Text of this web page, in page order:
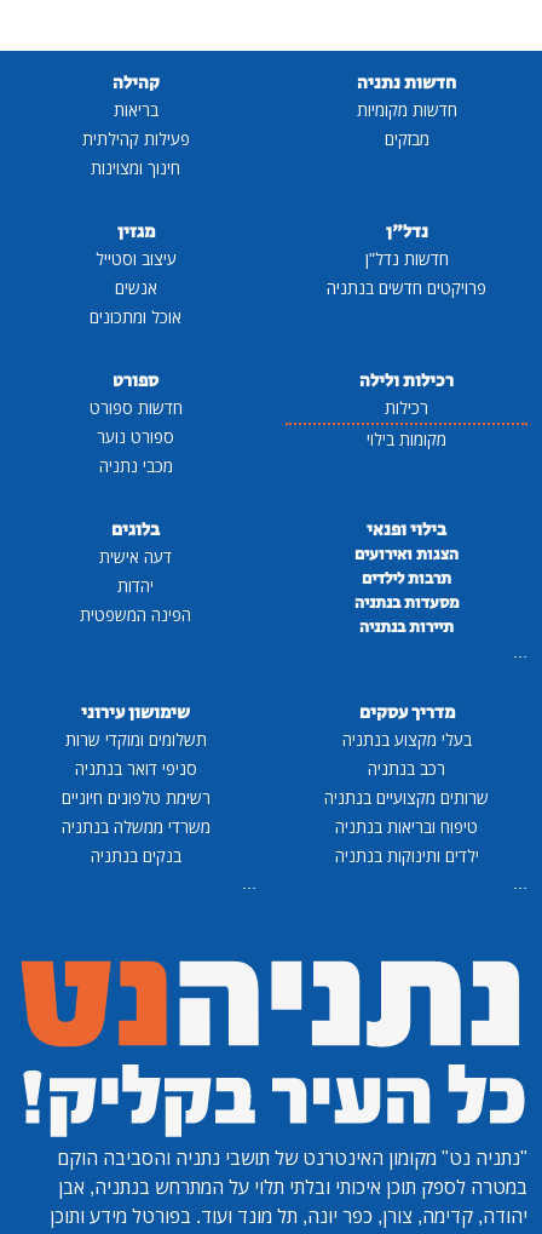
חדשות נתניה
חדשות מקומיות
מבזקים
קהילה
בריאות
פעילות קהילתית
חינוך ומצוינות
נדל"ן
חדשות נדל"ן
פרויקטים חדשים בנתניה
מגזין
עיצוב וסטייל
אנשים
אוכל ומתכונים
רכילות ולילה
רכילות
מקומות בילוי
ספורט
חדשות ספורט
ספורט נוער
מכבי נתניה
בילוי ופנאי
הצגות ואירועים
תרבות לילדים
מסעדות בנתניה
תיירות בנתניה
...
בלוגים
דעה אישית
יהדות
הפינה המשפטית
מדריך עסקים
בעלי מקצוע בנתניה
רכב בנתניה
שרותים מקצועיים בנתניה
טיפוח ובריאות בנתניה
ילדים ותינוקות בנתניה
...
שימושון עירוני
תשלומים ומוקדי שרות
סניפי דואר בנתניה
רשימת טלפונים חיוניים
משרדי ממשלה בנתניה
בנקים בנתניה
...
"נתניה נט" מקומון האינטרנט של תושבי נתניה והסביבה הוקם
במטרה לספק תוכן איכותי ובלתי תלוי על המתרחש בנתניה, אבן
יהודה, קדימה, צורן, כפר יונה, תל מונד ועוד. בפורטל מידע ותוכן